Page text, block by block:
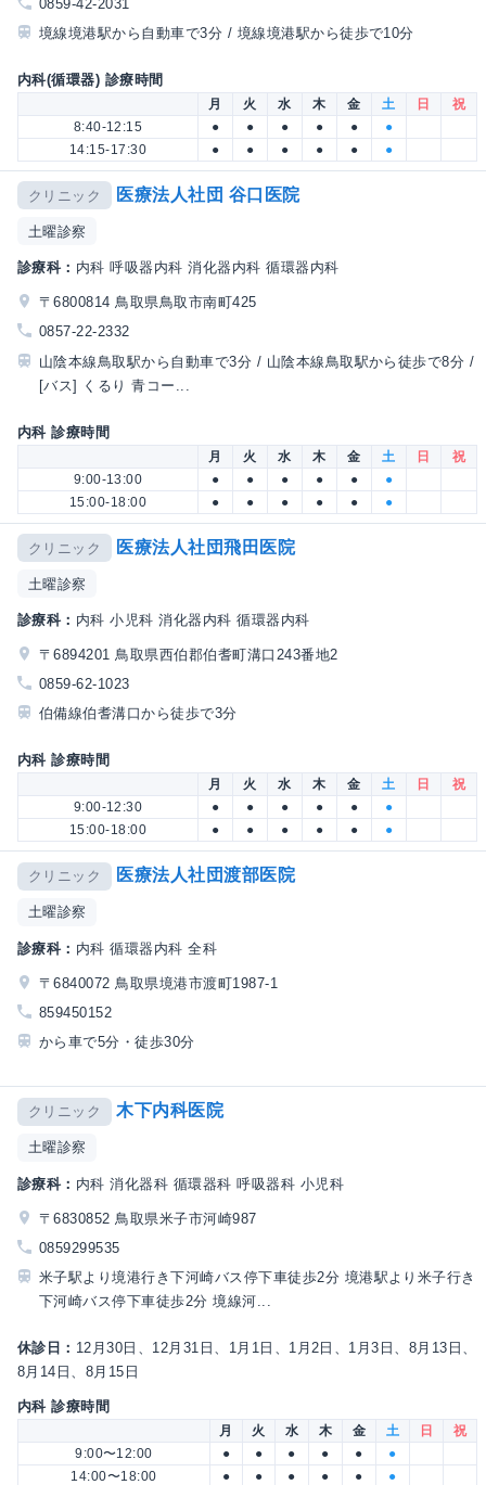
0859-42-2031
境線境港駅から自動車で3分 / 境線境港駅から徒歩で10分
内科(循環器) 診療時間
月 火 水 木 金 土 日
祝
8:40-12:15
● ● ● ● ●
●
14:15-17:30
● ● ● ● ● ●
クリニック 医療法人社団 谷口医院
土曜診察
診療科： 内科 呼吸器内科 消化器内科 循環器内科
〒6800814 鳥取県鳥取市南町425
0857-22-2332
山陰本線鳥取駅から自動車で3分 / 山陰本線鳥取駅から徒歩で8分 /
[バス] くるり 青コー...
内科 診療時間
月 火 水 木 金 土 日
祝
9:00-13:00
● ● ● ● ●
●
15:00-18:00
● ● ● ● ● ●
クリニック 医療法人社団飛田医院
土曜診察
診療科： 内科 小児科 消化器内科 循環器内科
〒6894201 鳥取県西伯郡伯耆町溝口243番地2
0859-62-1023
伯備線伯耆溝口から徒歩で3分
内科 診療時間
月 火 水 木 金 土 日
祝
9:00-12:30
● ● ● ● ●
●
15:00-18:00
● ● ● ● ● ●
クリニック 医療法人社団渡部医院
土曜診察
診療科： 内科 循環器内科 全科
〒6840072 鳥取県境港市渡町1987-1
859450152
から車で5分・徒歩30分
クリニック 木下内科医院
土曜診察
診療科： 内科 消化器科 循環器科 呼吸器科 小児科
〒6830852 鳥取県米子市河崎987
0859299535
米子駅より境港行き下河崎バス停下車徒歩2分 境港駅より米子行き
下河崎バス停下車徒歩2分 境線河...
休診日： 12月30日、12月31日、1月1日、1月2日、1月3日、8月13日、
8月14日、8月15日
内科 診療時間
月 火 水 木 金 土 日
祝
9:00〜12:00
● ● ● ● ●
●
14:00〜18:00
● ● ● ● ● ●